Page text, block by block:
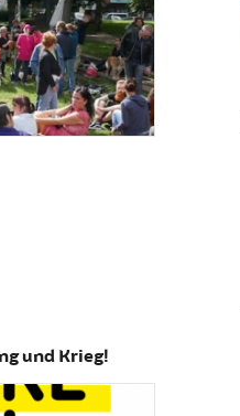
Arrivati Park auf
und Krieg!